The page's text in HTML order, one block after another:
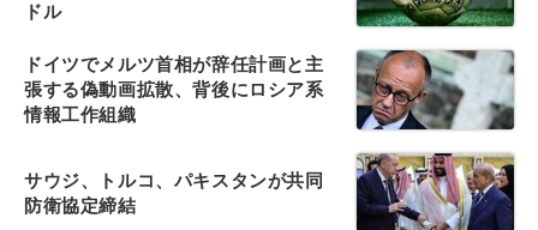
ドル
ドイツでメルツ首相が辞任計画と主
張する偽動画拡散、背後にロシア系
情報工作組織
サウジ、トルコ、パキスタンが共同
防衛協定締結